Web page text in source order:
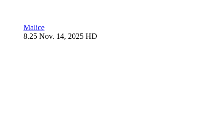
Malice
8.25 Nov. 14, 2025 HD